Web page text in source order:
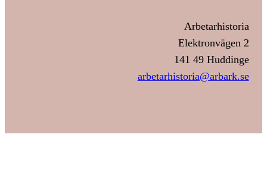
Arbetarhistoria
Elektronvägen 2
141 49 Huddinge
arbetarhistoria@arbark.se